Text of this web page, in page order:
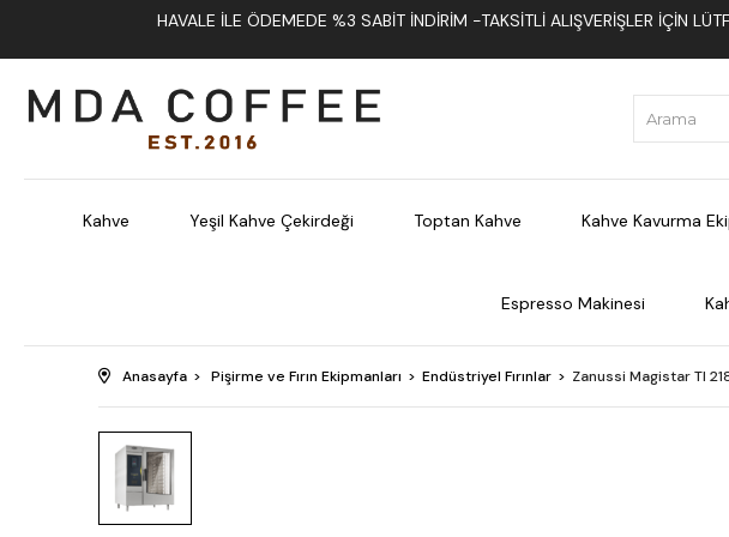
HAVALE İLE ÖDEMEDE %3 SABIT İNDIRIM -TAKSITLI ALIŞVERIŞLER İÇIN
Kahve Yeşil Kahve Çekirdeği Toptan Kahve Kahve Kavurma
Espresso Makinesi
Anasayfa Pişirme ve Fırın Ekipmanları Endüstriyel Fırınlar Zanussi Magistar TI